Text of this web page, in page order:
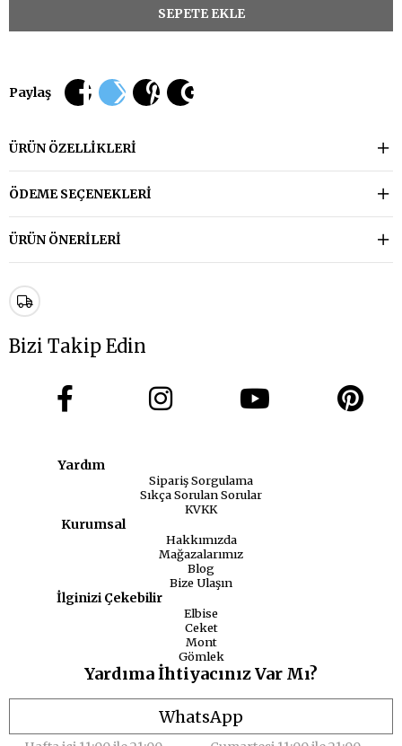
Paylaş
ÜRÜN ÖZELLIKLERI
ÖDEME SEÇENEKLERI
ÜRÜN ÖNERILERI
Bizi Takip Edin
Yardım
Sipariş Sorgulama
Sıkça Sorulan Sorular
KVKK
Kurumsal
Hakkımızda
Mağazalarımız
Blog
Bize Ulaşın
İlginizi Çekebilir
Elbise
Ceket
Mont
Gömlek
Yardıma İhtiyacınız Var Mı?
WhatsApp